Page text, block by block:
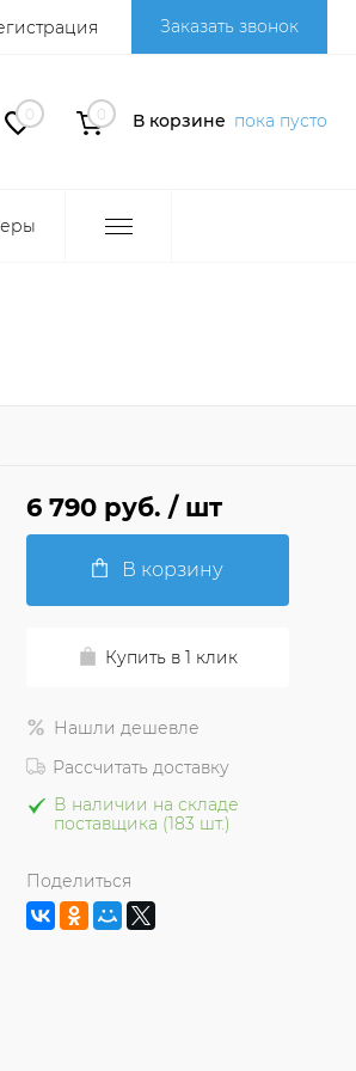
Заказать звонок
0 0 В корзине пока пусто
6 790 руб. / шт
В корзину
Купить в 1 клик
Нашли дешевле
Рассчитать доставку
В наличии на складе
поставщика (183 шт.)
Поделиться